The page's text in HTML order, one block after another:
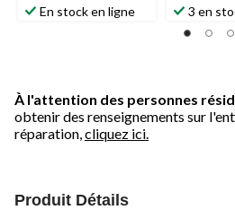
En stock en ligne 3 en
À l'attention des personnes
obtenir des renseignements sur
réparation, cliquez ici.
Produit Détails